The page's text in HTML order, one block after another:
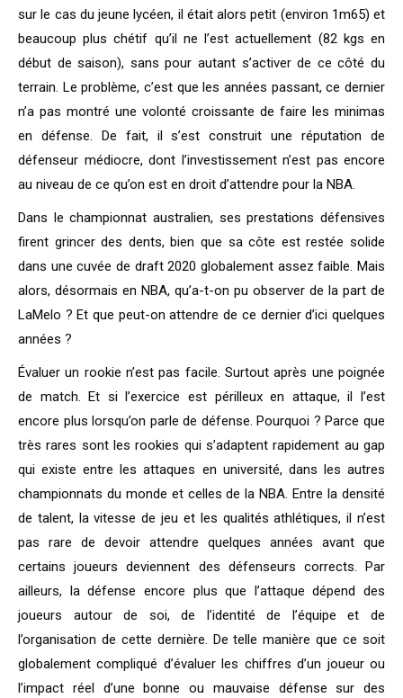
sur le cas du jeune lycéen, il était alors petit (environ 1m65) et
beaucoup plus chétif qu’il ne l’est actuellement (82 kgs en
début de saison), sans pour autant s’activer de ce côté du
terrain. Le problème, c’est que les années passant, ce dernier
n’a pas montré une volonté croissante de faire les minimas
en défense. De fait, il s’est construit une réputation de
défenseur médiocre, dont l’investissement n’est pas encore
au niveau de ce qu’on est en droit d’attendre pour la NBA.
Dans le championnat australien, ses prestations défensives
firent grincer des dents, bien que sa côte est restée solide
dans une cuvée de draft 2020 globalement assez faible. Mais
alors, désormais en NBA, qu’a-t-on pu observer de la part de
LaMelo ? Et que peut-on attendre de ce dernier d’ici quelques
années ?
Évaluer un rookie n’est pas facile. Surtout après une poignée
de match. Et si l’exercice est périlleux en attaque, il l’est
encore plus lorsqu’on parle de défense. Pourquoi ? Parce que
très rares sont les rookies qui s’adaptent rapidement au gap
qui existe entre les attaques en université, dans les autres
championnats du monde et celles de la NBA. Entre la densité
de talent, la vitesse de jeu et les qualités athlétiques, il n’est
pas rare de devoir attendre quelques années avant que
certains joueurs deviennent des défenseurs corrects. Par
ailleurs, la défense encore plus que l’attaque dépend des
joueurs autour de soi, de l’identité de l’équipe et de
l’organisation de cette dernière. De telle manière que ce soit
globalement compliqué d’évaluer les chiffres d’un joueur ou
l’impact réel d’une bonne ou mauvaise défense sur des